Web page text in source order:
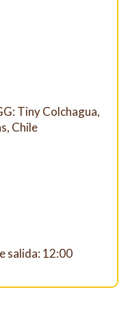
Tiny Colchagua,
Chile
salida: 12:00